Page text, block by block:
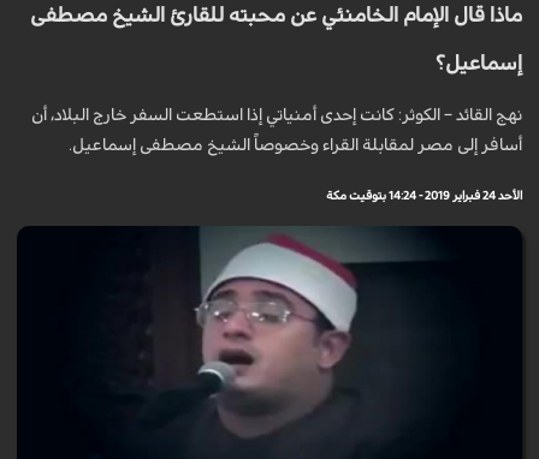
ماذا قال الإمام الخامنئي عن محبته للقارئ الشيخ مصطفى
إسماعيل؟
نهج القائد – الكوثر: كانت إحدى أمنياتي إذا استطعت السفر خارج البلاد، أن
أسافر إلى مصر لمقابلة القراء وخصوصاً الشيخ مصطفى إسماعيل.
الأحد 24 فبراير 2019 - 14:24 بتوقيت مكة